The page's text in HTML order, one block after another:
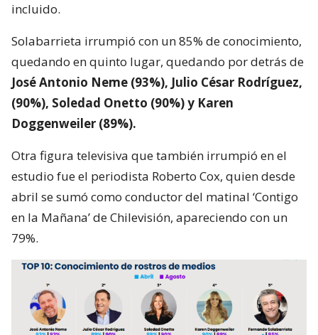
incluido.
Solabarrieta irrumpió con un 85% de conocimiento,
quedando en quinto lugar, quedando por detrás de
José Antonio Neme (93%), Julio César Rodríguez,
(90%), Soledad Onetto (90%) y Karen
Doggenweiler (89%).
Otra figura televisiva que también irrumpió en el
estudio fue el periodista Roberto Cox, quien desde
abril se sumó como conductor del matinal ‘Contigo
en la Mañana’ de Chilevisión, apareciendo con un
79%.